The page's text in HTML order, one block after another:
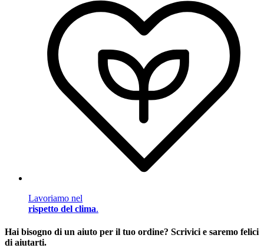
Lavoriamo nel
rispetto del clima.
Hai bisogno di un aiuto per il tuo ordine? Scrivici e saremo felici
di aiutarti.